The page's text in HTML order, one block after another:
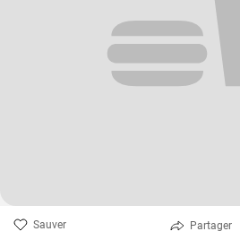
Sauver Partager